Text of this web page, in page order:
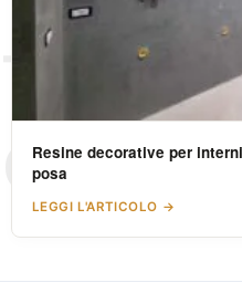
Resine decorative per
posa
LEGGI L'ARTICOLO →